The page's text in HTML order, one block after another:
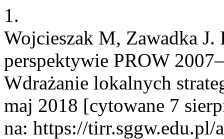
1.
Wojcieszak M, Zawadka
perspektywie PROW
Wdrażanie lokalnych
maj 2018 [cytowane 7
na: https://